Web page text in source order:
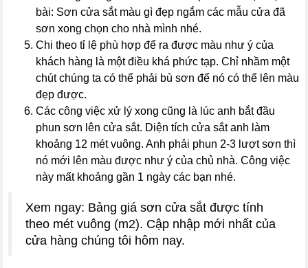
bài: Sơn cửa sắt màu gì đẹp ngắm các mẫu cửa đã
sơn xong chọn cho nhà mình nhé.
Chi theo tỉ lệ phù hợp để ra được màu như ý của
khách hàng là một điều khá phức tạp. Chỉ nhầm một
chút chúng ta có thể phải bù sơn để nó có thể lên màu
đẹp được.
Các công việc xử lý xong cũng là lúc anh bắt đầu
phun sơn lên cửa sắt. Diện tích cửa sắt anh làm
khoảng 12 mét vuông. Anh phải phun 2-3 lượt sơn thì
nó mới lên màu được như ý của chủ nhà. Công việc
này mất khoảng gần 1 ngày các bạn nhé.
Xem ngay: Bảng giá sơn cửa sắt được tính
theo mét vuông (m2). Cập nhập mới nhất của
cửa hàng chúng tôi hôm nay.